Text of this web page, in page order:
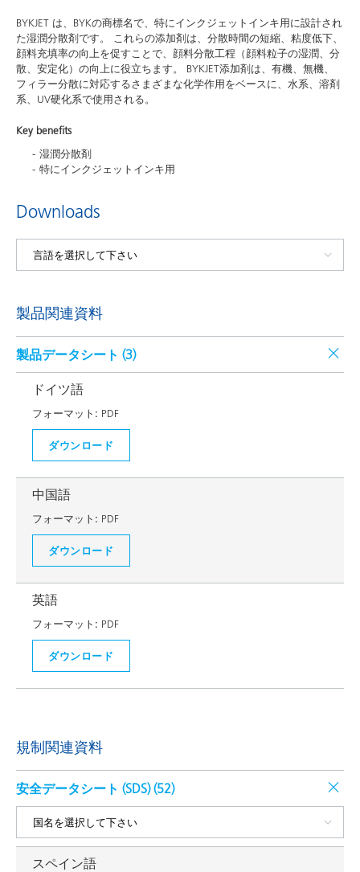
BYKJET は、BYKの商標名で、特にインクジェットインキ用に設計され
た湿潤分散剤です。 これらの添加剤は、分散時間の短縮、粘度低下、
顔料充填率の向上を促すことで、顔料分散工程（顔料粒子の湿潤、分
散、安定化）の向上に役立ちます。 BYKJET添加剤は、有機、無機、
フィラー分散に対応するさまざまな化学作用をベースに、水系、溶剤
系、UV硬化系で使用される。
Key benefits
湿潤分散剤
特にインクジェットインキ用
Downloads
製品関連資料
製品データシート (3)
ドイツ語
フォーマット: PDF
ダウンロード
中国語
フォーマット: PDF
ダウンロード
英語
フォーマット: PDF
ダウンロード
規制関連資料
安全データシート (SDS) (52)
スペイン語